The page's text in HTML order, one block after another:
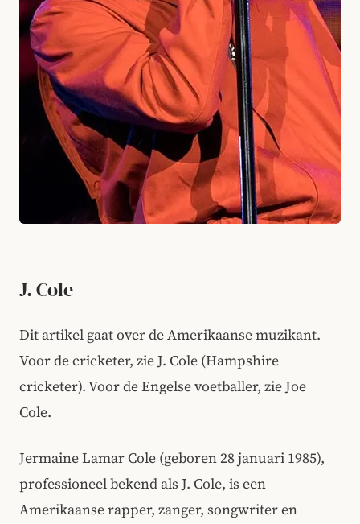
J. Cole
Dit artikel gaat over de Amerikaanse muzikant.
Voor de cricketer, zie J. Cole (Hampshire
cricketer). Voor de Engelse voetballer, zie Joe
Cole.
Jermaine Lamar Cole (geboren 28 januari 1985),
professioneel bekend als J. Cole, is een
Amerikaanse rapper, zanger, songwriter en